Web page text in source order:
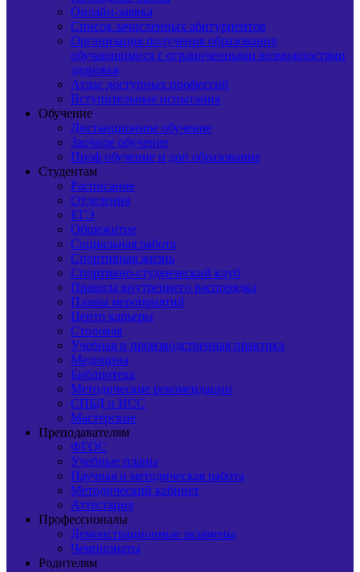
Онлайн-заявка
Список зачисленных абитуриентов
Организация получения образования
обучающимися с ограниченными возможностями
здоровья
Атлас доступных профессий
Вступительные испытания
Обучение
Дистанционное обучение
Заочное обучение
Проф обучение и доп образование
Студентам
Расписание
Отделения
ЕГЭ
Общежитие
Социальная работа
Спортивная жизнь
Спортивно-студенческий клуб
Правила внутреннего распорядка
Планы мероприятий
Центр карьеры
Столовая
Учебная и производственная практика
Медицина
Библиотека
Методические рекомендации
СПБД и ИСС
Мастерские
Преподавателям
ФГОС
Учебные планы
Научная и методическая работа
Методический кабинет
Аттестация
Профессионалы
Демонстрационные экзамены
Чемпионаты
Родителям